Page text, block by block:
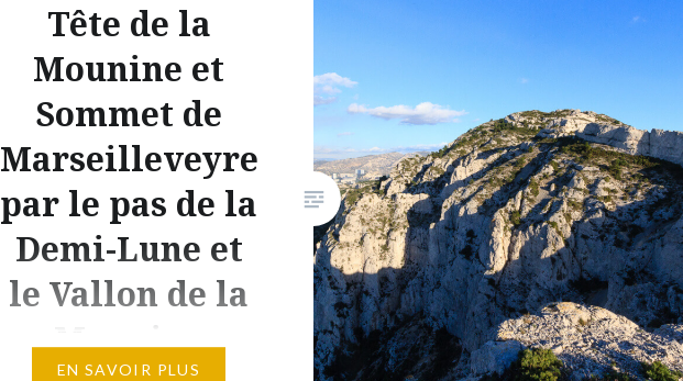
Tête de la
Mounine et
Sommet de
Marseilleveyre
par le pas de la
Demi-Lune et
le Vallon de la
Mounine
EN SAVOIR PLUS